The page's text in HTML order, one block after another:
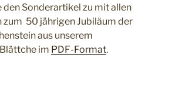
den Sonderartikel zu mit allen
50 jährigen Jubiläum der
aus unserem
im PDF-Format.